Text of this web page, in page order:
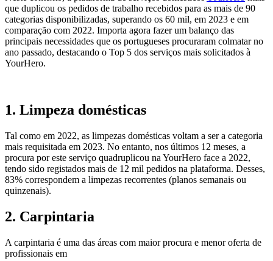
que duplicou os pedidos de trabalho recebidos para as mais de 90
categorias disponibilizadas, superando os 60 mil, em 2023 e em
comparação com 2022. Importa agora fazer um balanço das
principais necessidades que os portugueses procuraram colmatar no
ano passado, destacando o Top 5 dos serviços mais solicitados à
YourHero.
1. Limpeza domésticas
Tal como em 2022, as limpezas domésticas voltam a ser a categoria
mais requisitada em 2023. No entanto, nos últimos 12 meses, a
procura por este serviço quadruplicou na YourHero face a 2022,
tendo sido registados mais de 12 mil pedidos na plataforma. Desses,
83% correspondem a limpezas recorrentes (planos semanais ou
quinzenais).
2. Carpintaria
A carpintaria é uma das áreas com maior procura e menor oferta de
profissionais em